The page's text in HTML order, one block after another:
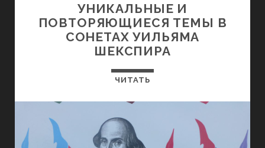
УНИКАЛЬНЫЕ И
ПОВТОРЯЮЩИЕСЯ ТЕМЫ В
СОНЕТАХ УИЛЬЯМА
ШЕКСПИРА
ЧИТАТЬ